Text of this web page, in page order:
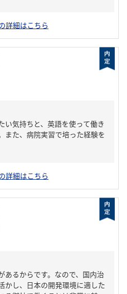
詳細はこちら
い気持ちと、英語を使って働き
また、病院実習で培った経験を
詳細はこちら
あるからです。なので、国内治
かし、日本の開発環境に適した